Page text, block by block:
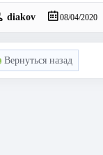
diakov 08/04/2020
Вернуться назад